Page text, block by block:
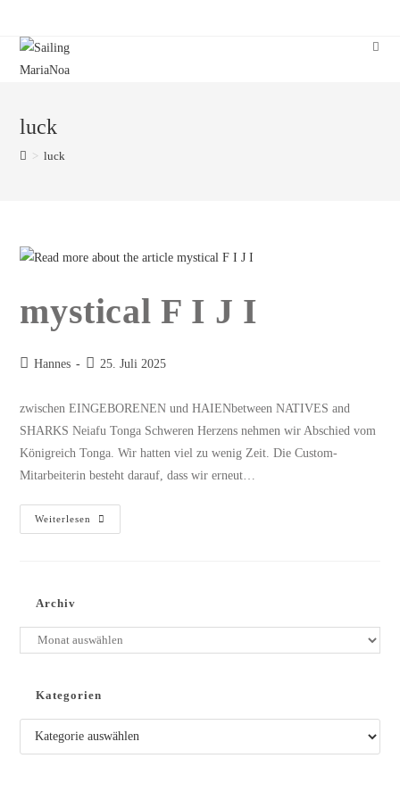
springen
luck
> luck
mystical F I J I
Beitrags-
Hannes
Beitrag
25. Juli 2025
zwischen EINGEBORENEN und HAIENbetween NATIVES and
SHARKS Neiafu Tonga Schweren Herzens nehmen wir Abschied vom
Königreich Tonga. Wir hatten viel zu wenig Zeit. Die Custom-
Mitarbeiterin besteht darauf, dass wir erneut…
Weiterlesen
Mystical
F
Archiv
Archiv
Kategorien
Kategorien